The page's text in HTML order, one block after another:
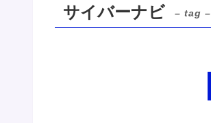
サイバーナビ – tag –